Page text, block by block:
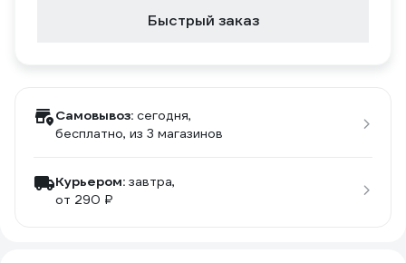
Быстрый заказ
Самовывоз: сегодня,
бесплатно, из 3 магазинов
Курьером: завтра,
от 290 ₽